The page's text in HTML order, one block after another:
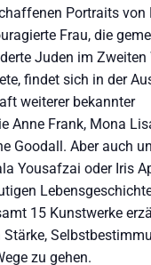
Portraits von
Frau, die
Juden im Zweiten
findet sich in der
weiterer bekannter
Anne Frank, Mona
Goodall. Aber auch
Yousafzai oder Iris
15 Kunstwerke
Stärke,
zu gehen.